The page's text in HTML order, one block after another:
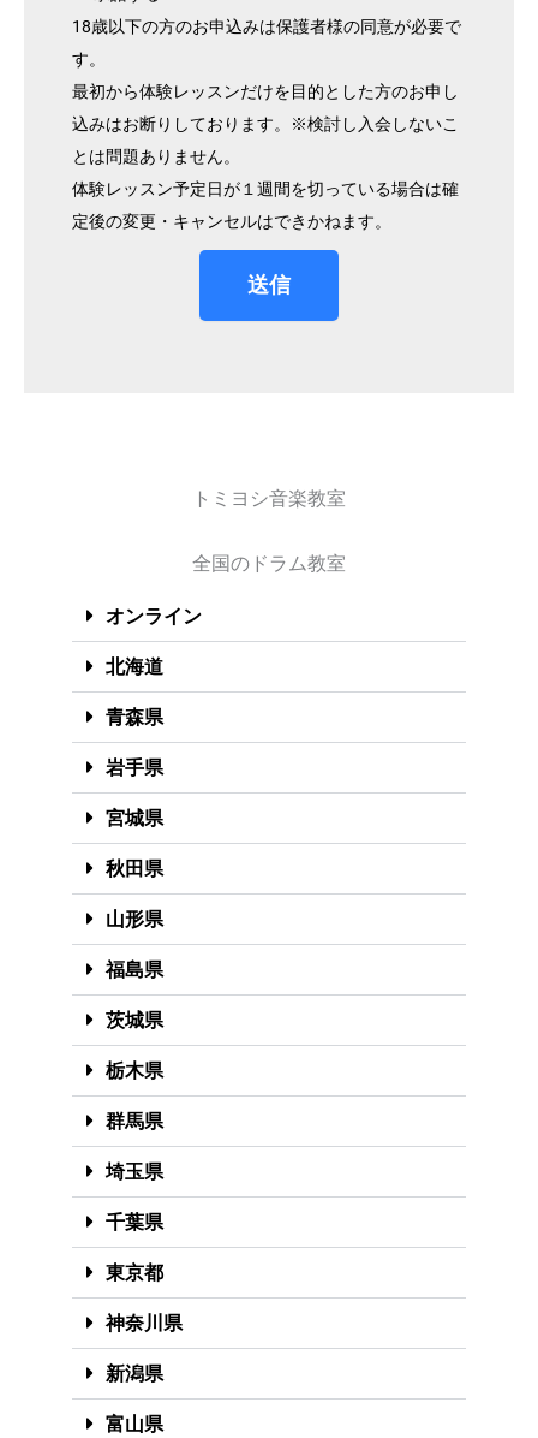
18歳以下の方のお申込みは保護者様の同意が必要で
す。
最初から体験レッスンだけを目的とした方のお申し
込みはお断りしております。※検討し入会しないこ
とは問題ありません。
体験レッスン予定日が１週間を切っている場合は確
定後の変更・キャンセルはできかねます。
送信
トミヨシ音楽教室
全国のドラム教室
オンライン
北海道
青森県
岩手県
宮城県
秋田県
山形県
福島県
茨城県
栃木県
群馬県
埼玉県
千葉県
東京都
神奈川県
新潟県
富山県